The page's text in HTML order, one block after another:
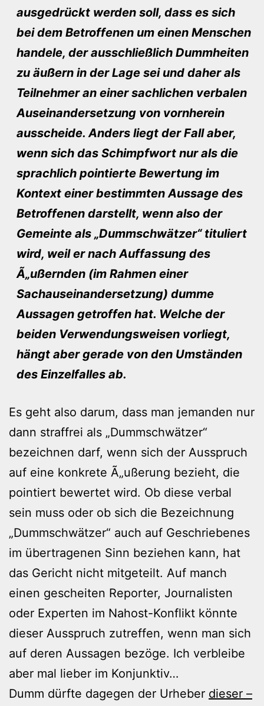
ausgedrückt werden soll, dass es sich
bei dem Betroffenen um einen Menschen
handele, der ausschließlich Dummheiten
zu äußern in der Lage sei und daher als
Teilnehmer an einer sachlichen verbalen
Auseinandersetzung von vornherein
ausscheide. Anders liegt der Fall aber,
wenn sich das Schimpfwort nur als die
sprachlich pointierte Bewertung im
Kontext einer bestimmten Aussage des
Betroffenen darstellt, wenn also der
Gemeinte als „Dummschwätzer“ tituliert
wird, weil er nach Auffassung des
Ã„ußernden (im Rahmen einer
Sachauseinandersetzung) dumme
Aussagen getroffen hat. Welche der
beiden Verwendungsweisen vorliegt,
hängt aber gerade von den Umständen
des Einzelfalles ab.
Es geht also darum, dass man jemanden nur
dann straffrei als „Dummschwätzer“
bezeichnen darf, wenn sich der Ausspruch
auf eine konkrete Ã„ußerung bezieht, die
pointiert bewertet wird. Ob diese verbal
sein muss oder ob sich die Bezeichnung
„Dummschwätzer“ auch auf Geschriebenes
im übertragenen Sinn beziehen kann, hat
das Gericht nicht mitgeteilt. Auf manch
einen gescheiten Reporter, Journalisten
oder Experten im Nahost-Konflikt könnte
dieser Ausspruch zutreffen, wenn man sich
auf deren Aussagen bezöge. Ich verbleibe
aber mal lieber im Konjunktiv…
Dumm dürfte dagegen der Urheber dieser –